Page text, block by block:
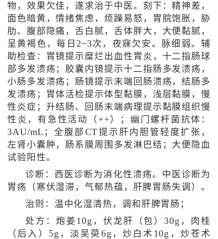
物，效果欠佳，遂求治于中医。刻下：精神差，
面色暗黄，情绪焦虑，烦躁易怒，胃脘饱胀，胁
肋、腹部隐痛，舌白腻，舌体胖大，大便黏腻，
呈黄褐色，每日2~3次，夜寐欠安。脉细弱。辅
助检查：胃镜提示糜烂出血性胃炎，十二指肠球
部多发溃疡；胶囊内镜提示十二指肠多发溃疡，
小肠多发溃疡；肠镜提示末端回肠溃疡，结肠多
发溃疡；胃体活检提示体型黏膜，浅层黏膜，慢
性炎症；升结肠、回肠末端病理提示黏膜组织慢
性炎，有急性活动（++）；幽门螺杆菌抗体：
3AU/mL；全腹部CT提示肝内胆管轻度扩张，
左肾小囊肿，肠系膜周围多发淋巴结；大便隐血
试验阳性。
诊断：西医诊断为消化性溃疡。中医诊断为
胃疡（寒伏湿滞，气郁热蕴，肝脾胃肠失调）。
治则：温中化湿清热，调和肝脾胃肠；
处方：炮姜10g，伏龙肝（包）30g，肉桂
（后入）5g，淡吴萸6g，炒白术10g，炒苍术